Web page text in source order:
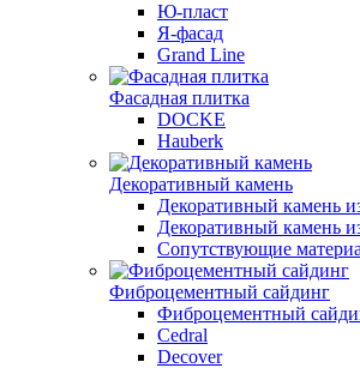
Ю-пласт
Я-фасад
Grand Line
Фасадная плитка
DOCKE
Hauberk
Декоративный камень
Декоративный камень
Декоративный камень
Сопутствующие
Фиброцементный сайдинг
Фиброцементный
Cedral
Decover